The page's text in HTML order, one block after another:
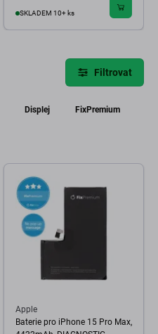
SKLADEM 10+ ks
Filtrovat
Displej FixPremium
Apple
Baterie pro iPhone 15 Pro Max,